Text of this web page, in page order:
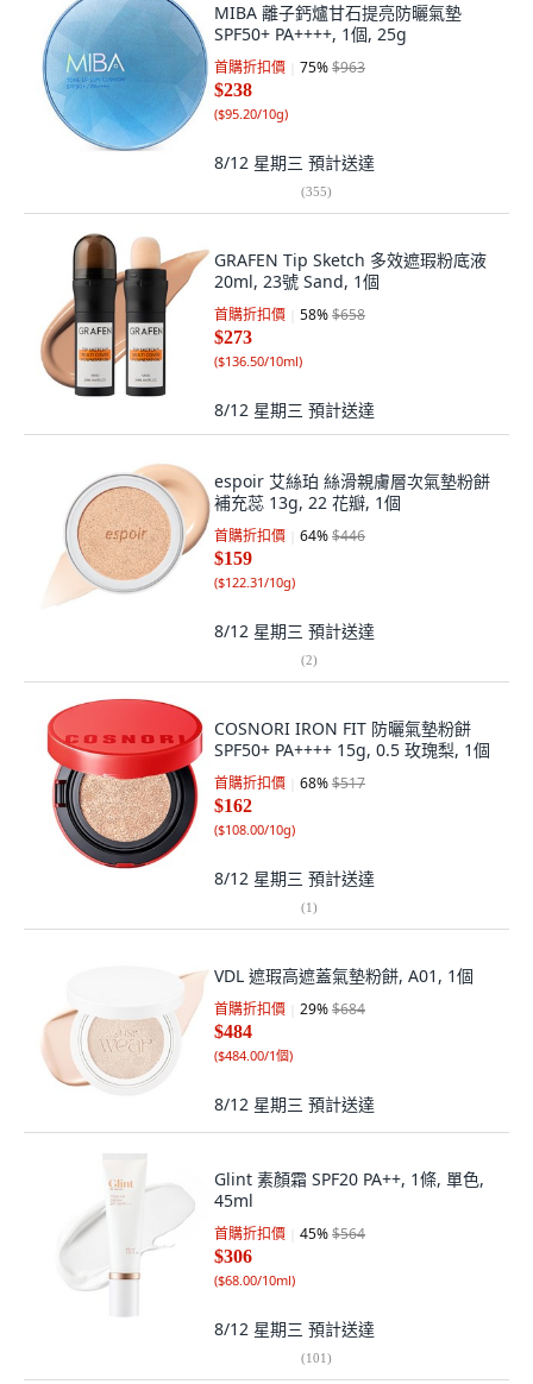
MIBA 離子鈣爐甘石提亮防曬氣墊
SPF50+ PA++++, 1個, 25g
首購折扣價 75%$963
$238
($95.20/10g)
8/12 星期三 預計送達
(355)
GRAFEN Tip Sketch 多效遮瑕粉底液
20ml, 23號 Sand, 1個
首購折扣價 58%$658
$273
($136.50/10ml)
8/12 星期三 預計送達
espoir 艾絲珀 絲滑親膚層次氣墊粉餅
補充蕊 13g, 22 花瓣, 1個
首購折扣價 64%$446
$159
($122.31/10g)
8/12 星期三 預計送達
(2)
COSNORI IRON FIT 防曬氣墊粉餅
SPF50+ PA++++ 15g, 0.5 玫瑰梨, 1個
首購折扣價 68%$517
$162
($108.00/10g)
8/12 星期三 預計送達
(1)
VDL 遮瑕高遮蓋氣墊粉餅, A01, 1個
首購折扣價 29%$684
$484
($484.00/1個)
8/12 星期三 預計送達
Glint 素顏霜 SPF20 PA++, 1條, 單色,
45ml
首購折扣價 45%$564
$306
($68.00/10ml)
8/12 星期三 預計送達
(101)